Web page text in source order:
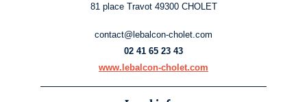
81 place Travot 49300 CHOLET
contact@lebalcon-cholet.com
02 41 65 23 43
www.lebalcon-cholet.com